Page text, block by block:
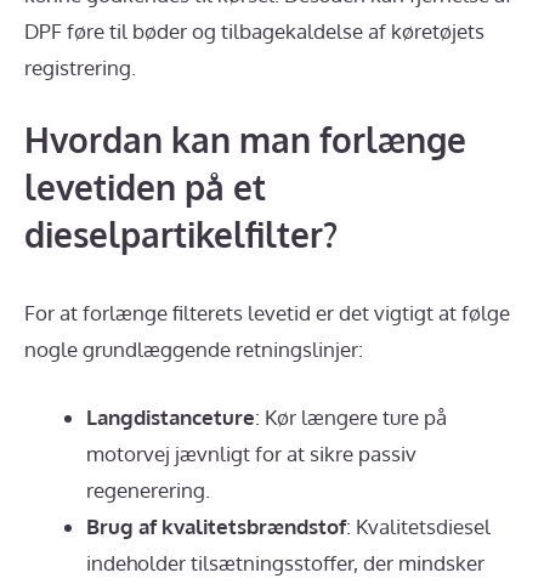
DPF føre til bøder og tilbagekaldelse af køretøjets
registrering.
Hvordan kan man forlænge
levetiden på et
dieselpartikelfilter?
For at forlænge filterets levetid er det vigtigt at følge
nogle grundlæggende retningslinjer:
Langdistanceture: Kør længere ture på
motorvej jævnligt for at sikre passiv
regenerering.
Brug af kvalitetsbrændstof: Kvalitetsdiesel
indeholder tilsætningsstoffer, der mindsker